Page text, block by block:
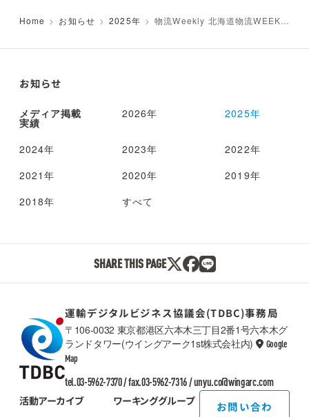
Home お知らせ 2025年
物流Weekly 北海道物流WEEK第
お知らせ
メディア掲載
実績
2026年 2025年
2024年 2023年
2022年
2021年
2020年
2019年
2018年
すべて
SHARE THIS PAGE
TDBC
運輸デジタルビジネス協議会(TDBC)事務局
〒106-0032 東京都港区六本木三丁目2番1号六本木グ
ランドタワー(ウイングアーク1st株式会社内)
Google
Map
tel.03-5962-7370 / fax.03-5962-7316 /unyu.co@wingarc.com
活動アーカイブ
ワーキンググループ
お問い合わ